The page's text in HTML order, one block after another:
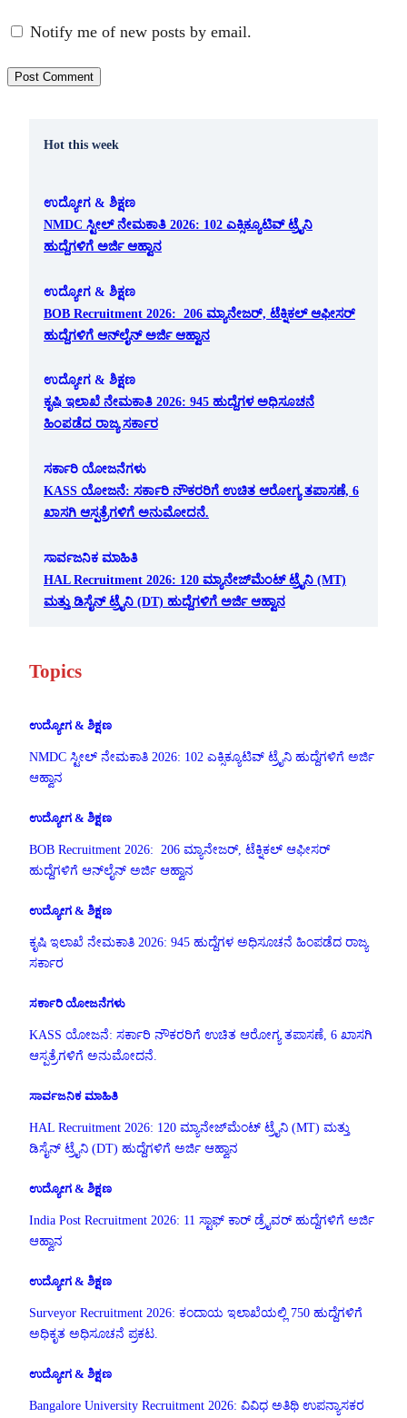
Notify me of new posts by email.
Hot this week
ಉದ್ಯೋಗ & ಶಿಕ್ಷಣ
NMDC ಸ್ಟೀಲ್ ನೇಮಕಾತಿ 2026: 102 ಎಕ್ಸಿಕ್ಯೂಟಿವ್ ಟ್ರೈನಿ
ಹುದ್ದೆಗಳಿಗೆ ಅರ್ಜಿ ಆಹ್ವಾನ
ಉದ್ಯೋಗ & ಶಿಕ್ಷಣ
BOB Recruitment 2026: 206 ಮ್ಯಾನೇಜರ್, ಟೆಕ್ನಿಕಲ್ ಆಫೀಸರ್
ಹುದ್ದೆಗಳಿಗೆ ಆನ್‌ಲೈನ್ ಅರ್ಜಿ ಆಹ್ವಾನ
ಉದ್ಯೋಗ & ಶಿಕ್ಷಣ
ಕೃಷಿ ಇಲಾಖೆ ನೇಮಕಾತಿ 2026: 945 ಹುದ್ದೆಗಳ ಅಧಿಸೂಚನೆ
ಹಿಂಪಡೆದ ರಾಜ್ಯ ಸರ್ಕಾರ
ಸರ್ಕಾರಿ ಯೋಜನೆಗಳು
KASS ಯೋಜನೆ: ಸರ್ಕಾರಿ ನೌಕರರಿಗೆ ಉಚಿತ ಆರೋಗ್ಯ ತಪಾಸಣೆ, 6
ಖಾಸಗಿ ಆಸ್ಪತ್ರೆಗಳಿಗೆ ಅನುಮೋದನೆ.
ಸಾರ್ವಜನಿಕ ಮಾಹಿತಿ
HAL Recruitment 2026: 120 ಮ್ಯಾನೇಜ್‌ಮೆಂಟ್ ಟ್ರೈನಿ (MT)
ಮತ್ತು ಡಿಸೈನ್ ಟ್ರೈನಿ (DT) ಹುದ್ದೆಗಳಿಗೆ ಅರ್ಜಿ ಆಹ್ವಾನ
Topics
ಉದ್ಯೋಗ & ಶಿಕ್ಷಣ
NMDC ಸ್ಟೀಲ್ ನೇಮಕಾತಿ 2026: 102 ಎಕ್ಸಿಕ್ಯೂಟಿವ್ ಟ್ರೈನಿ ಹುದ್ದೆಗಳಿಗೆ ಅರ್ಜಿ
ಆಹ್ವಾನ
ಉದ್ಯೋಗ & ಶಿಕ್ಷಣ
BOB Recruitment 2026: 206 ಮ್ಯಾನೇಜರ್, ಟೆಕ್ನಿಕಲ್ ಆಫೀಸರ್
ಹುದ್ದೆಗಳಿಗೆ ಆನ್‌ಲೈನ್ ಅರ್ಜಿ ಆಹ್ವಾನ
ಉದ್ಯೋಗ & ಶಿಕ್ಷಣ
ಕೃಷಿ ಇಲಾಖೆ ನೇಮಕಾತಿ 2026: 945 ಹುದ್ದೆಗಳ ಅಧಿಸೂಚನೆ ಹಿಂಪಡೆದ ರಾಜ್ಯ
ಸರ್ಕಾರ
ಸರ್ಕಾರಿ ಯೋಜನೆಗಳು
KASS ಯೋಜನೆ: ಸರ್ಕಾರಿ ನೌಕರರಿಗೆ ಉಚಿತ ಆರೋಗ್ಯ ತಪಾಸಣೆ, 6 ಖಾಸಗಿ
ಆಸ್ಪತ್ರೆಗಳಿಗೆ ಅನುಮೋದನೆ.
ಸಾರ್ವಜನಿಕ ಮಾಹಿತಿ
HAL Recruitment 2026: 120 ಮ್ಯಾನೇಜ್‌ಮೆಂಟ್ ಟ್ರೈನಿ (MT) ಮತ್ತು
ಡಿಸೈನ್ ಟ್ರೈನಿ (DT) ಹುದ್ದೆಗಳಿಗೆ ಅರ್ಜಿ ಆಹ್ವಾನ
ಉದ್ಯೋಗ & ಶಿಕ್ಷಣ
India Post Recruitment 2026: 11 ಸ್ಟಾಫ್ ಕಾರ್ ಡ್ರೈವರ್ ಹುದ್ದೆಗಳಿಗೆ ಅರ್ಜಿ
ಆಹ್ವಾನ
ಉದ್ಯೋಗ & ಶಿಕ್ಷಣ
Surveyor Recruitment 2026: ಕಂದಾಯ ಇಲಾಖೆಯಲ್ಲಿ 750 ಹುದ್ದೆಗಳಿಗೆ
ಅಧಿಕೃತ ಅಧಿಸೂಚನೆ ಪ್ರಕಟ.
ಉದ್ಯೋಗ & ಶಿಕ್ಷಣ
Bangalore University Recruitment 2026: ವಿವಿಧ ಅತಿಥಿ ಉಪನ್ಯಾಸಕರ